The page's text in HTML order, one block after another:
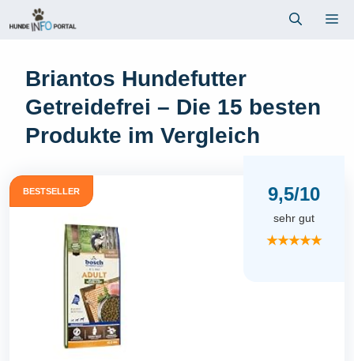
Inhalt
Briantos Hundefutter
Getreidefrei – Die 15 besten
Produkte im Vergleich
BESTSELLER 9,5/10
sehr gut
★★★★★